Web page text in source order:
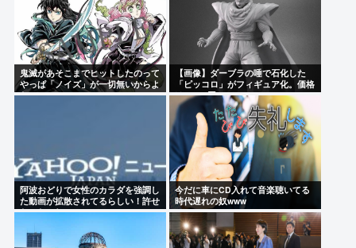
鬼滅があそこまでヒットしたのって
やっぱ「ノイズ」が一切無いからよ
な
【画像】ダーブラの唾で石化した
「ピッコロ」がフィギュア化。価格
は30800円
阿波おどりで女性のカラダを強調し
た動画が拡散されてるらしい！許せ
ないなこれ
今だに車にCD入れて音楽聴いてる
時代遅れの奴www